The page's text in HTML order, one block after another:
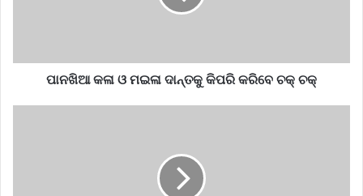
ପାନଖିଆ କଳା ଓ ମଇଳା ଦାନ୍ତକୁ କିପରି କରିବେ ଚକ୍ ଚକ୍